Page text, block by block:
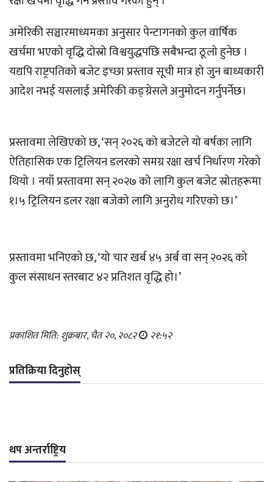
अमेरिकी सञ्चारमाध्यमका अनुसार पेन्टागनको कुल वार्षिक
खर्चमा भएको वृद्धि दोस्रो विश्वयुद्धपछि सबैभन्दा ठूलो हुनेछ ।
यद्यपि राष्ट्रपतिको बजेट इच्छा प्रस्ताव सूची मात्र हो जुन बाध्यकारी
आदेश नभई यसलाई अमेरिकी कङ्ग्रेसले अनुमोदन गर्नुपर्नेछ।
प्रस्तावमा लेखिएको छ, ‘सन् २०२६ को बजेटले यो बर्षका लागि
ऐतिहासिक एक ट्रिलियन डलरको समग्र रक्षा खर्च निर्धारण गरेको
थियो । नयाँ प्रस्तावमा सन् २०२७ को लागि कुल बजेट स्रोतहरूमा
१।५ ट्रिलियन डलर रक्षा बजेको लागि अनुरोध गरिएको छ।’
प्रस्तावमा भनिएको छ, ‘यो चार खर्ब ४५ अर्ब वा सन् २०२६ को
कुल संसाधन स्तरबाट ४२ प्रतिशत वृद्धि हो।’
प्रकाशित मिति: शुक्रबार, चैत २०, २०८२ २१:५२
प्रतिक्रिया दिनुहोस्
थप अन्तर्राष्ट्रिय